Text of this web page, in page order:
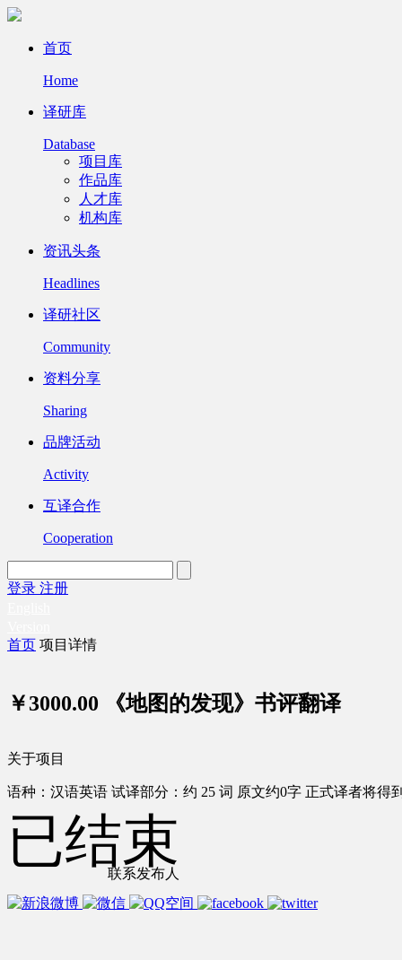
首页
Home
译研库
Database
项目库
作品库
人才库
机构库
资讯头条
Headlines
译研社区
Community
资料分享
Sharing
品牌活动
Activity
互译合作
Cooperation
登录 注册
首页 项目详情
￥3000.00 《地图的发现》书评翻译
关于项目
语种：汉语英语 试译部分：约 25 词 原文约0字 正式译者将得
联系发布人
已结束